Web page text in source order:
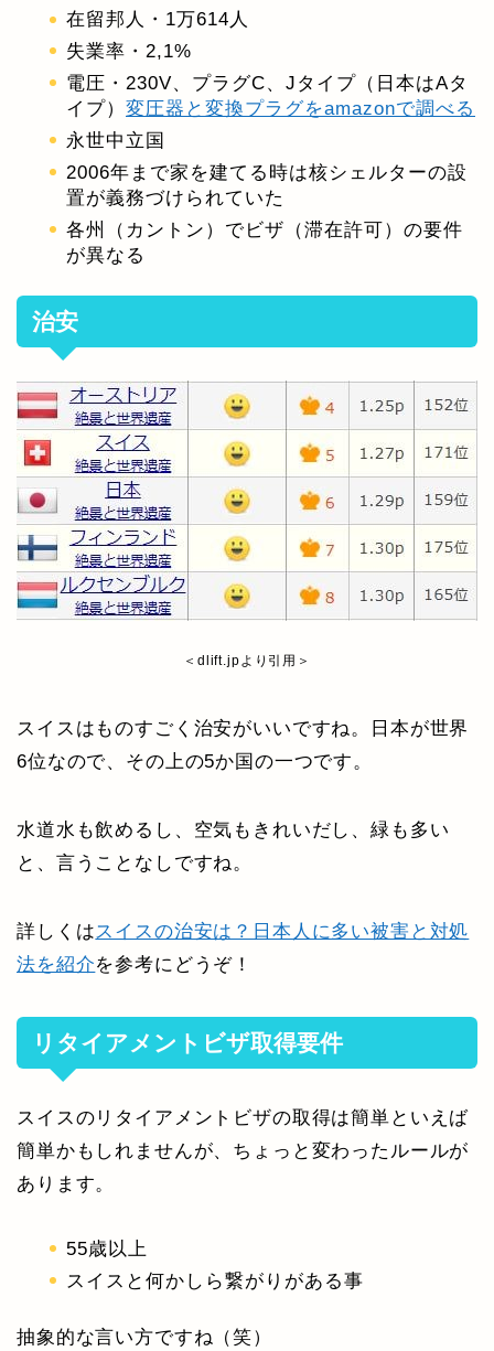
在留邦人・1万614人
失業率・2,1%
電圧・230V、プラグC、Jタイプ（日本はAタ
イプ） 変圧器と変換プラグをamazonで調べる
永世中立国
2006年まで家を建てる時は核シェルターの設
置が義務づけられていた
各州（カントン）でビザ（滞在許可）の要件
が異なる
治安
＜dlift.jpより引用＞
スイスはものすごく治安がいいですね。日本が世界
6位なので、その上の5か国の一つです。
水道水も飲めるし、空気もきれいだし、緑も多い
と、言うことなしですね。
詳しくはスイスの治安は？日本人に多い被害と対処
法を紹介を参考にどうぞ！
リタイアメントビザ取得要件
スイスのリタイアメントビザの取得は簡単といえば
簡単かもしれませんが、ちょっと変わったルールが
あります。
55歳以上
スイスと何かしら繋がりがある事
抽象的な言い方ですね（笑）